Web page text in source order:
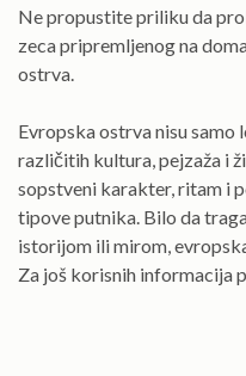
Ne propustite priliku da
zeca pripremljenog na
ostrva.
Evropska ostrva nisu samo
različitih kultura, pejzaža i
sopstveni karakter, ritam i
tipove putnika. Bilo da
istorijom ili mirom,
Za još korisnih informacija